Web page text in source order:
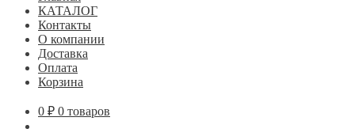
КАТАЛОГ
Контакты
О компании
Доставка
Оплата
Корзина
0 ₽ 0 товаров